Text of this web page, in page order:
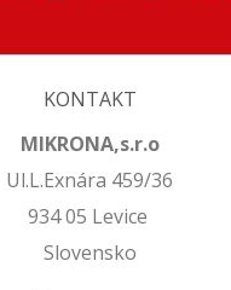
KONTAKT
MIKRONA,s.r.o
Ul.L.Exnára 459/36
934 05 Levice
Slovensko